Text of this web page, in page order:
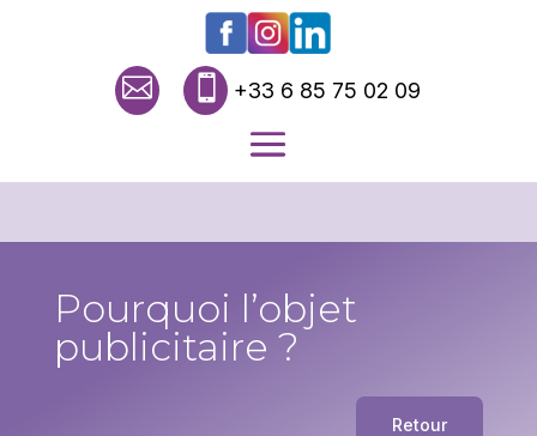
  +33 6 85 75 02 09
Pourquoi l’objet
publicitaire ?
Retour